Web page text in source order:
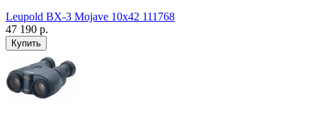
Leupold BX-3 Mojave 10x42 111768
47 190 р.